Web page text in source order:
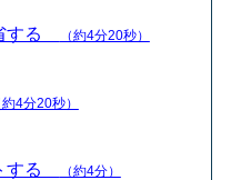
する （約4分20秒）
約4分20秒）
する （約4分）